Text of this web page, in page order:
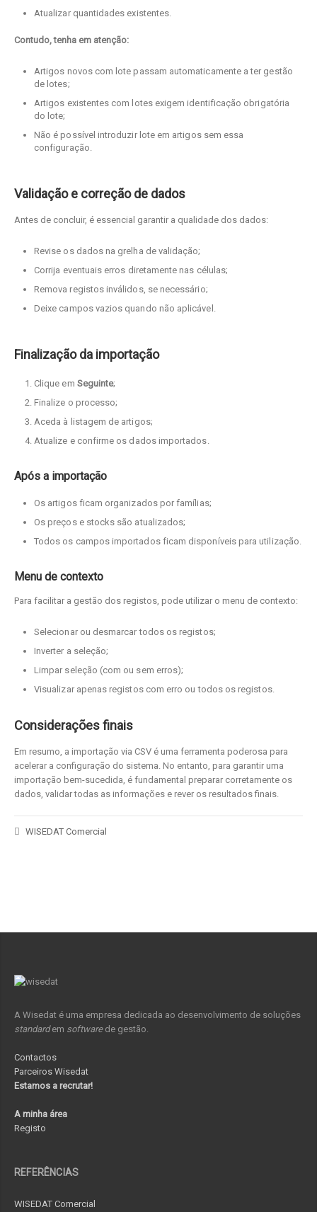
Atualizar quantidades existentes.
Contudo, tenha em atenção:
Artigos novos com lote passam automaticamente a ter gestão
de lotes;
Artigos existentes com lotes exigem identificação obrigatória
do lote;
Não é possível introduzir lote em artigos sem essa
configuração.
Validação e correção de dados
Antes de concluir, é essencial garantir a qualidade dos dados:
Revise os dados na grelha de validação;
Corrija eventuais erros diretamente nas células;
Remova registos inválidos, se necessário;
Deixe campos vazios quando não aplicável.
Finalização da importação
Clique em Seguinte;
Finalize o processo;
Aceda à listagem de artigos;
Atualize e confirme os dados importados.
Após a importação
Os artigos ficam organizados por famílias;
Os preços e stocks são atualizados;
Todos os campos importados ficam disponíveis para utilização.
Menu de contexto
Para facilitar a gestão dos registos, pode utilizar o menu de contexto:
Selecionar ou desmarcar todos os registos;
Inverter a seleção;
Limpar seleção (com ou sem erros);
Visualizar apenas registos com erro ou todos os registos.
Considerações finais
Em resumo, a importação via CSV é uma ferramenta poderosa para
acelerar a configuração do sistema. No entanto, para garantir uma
importação bem-sucedida, é fundamental preparar corretamente os
dados, validar todas as informações e rever os resultados finais.
WISEDAT Comercial
A Wisedat é uma empresa dedicada ao desenvolvimento de soluções
standardem softwarede gestão.
Contactos
Parceiros Wisedat
Estamos a recrutar!
A minha área
Registo
REFERÊNCIAS
WISEDAT Comercial